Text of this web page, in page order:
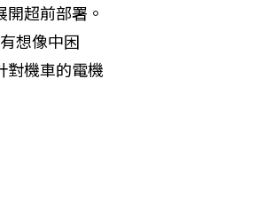
超前部署。
想像中困
對機車的電機